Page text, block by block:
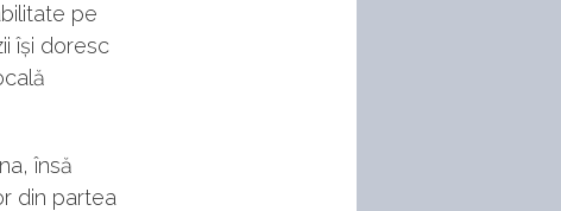
pe
își doresc
însă
din partea